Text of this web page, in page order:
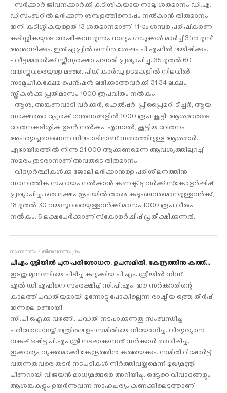
- സര്‍ക്കാര്‍ ജീവനക്കാര്‍ക്ക് കൂടിശികയായ നാലു ശതമാനം ഡി.എ.
ഡിസംബറില്‍ ലഭിക്കുന്ന ശമ്പളത്തിനൊപ്പം നല്‍കാന്‍ തീരുമാനം.
ഇനി കുടിശ്ശികയുള്ളത് 13 ശതമാനമാണ്. 11-ാം ശമ്പള പരിഷ്‌കരണ
കുടിശ്ശികയുടെ ശേഷിക്കുന്ന മുന്നും നാലും ഗഡുക്കള്‍ മാര്‍ച്ച് 31നു മുമ്പ്
അനുവദിക്കും. ഇത് ഏപ്രില്‍ ഒന്നിനു ശേഷം പി.എഫില്‍ ലയിപ്പിക്കും.
- വീട്ടമ്മമാര്‍ക്ക് സ്ത്രീസുരക്ഷാ പദ്ധതി പ്രഖ്യാപിച്ചു. 35 മുതല്‍ 60
വയസ്സുവരെയുള്ള മഞ്ഞ, പിങ്ക് കാര്‍ഡു ഉടമകളില്‍ നിലവില്‍
സാമൂഹികക്ഷേമ പെന്‍ഷന്‍ ലഭിക്കാത്തവര്‍ക്ക് 31.34 ലക്ഷം
സ്ത്രീകള്‍ക്കു പ്രതിമാസം 1000 രൂപവീതം നല്‍കും.
- ആശ, അങ്കണവാടി വര്‍ക്കര്‍, ഹെല്‍പ്പര്‍, പ്രീപ്രൈമറി ടീച്ചര്‍, ആയ,
സാക്ഷരതാ പ്രേരക് വേതനങ്ങളില്‍ 1000 രൂപ കൂട്ടി. ആശമാരുടെ
വേതനകുടിശ്ശിക ഉടന്‍ നല്‍കും. എന്നാല്‍, കൂട്ടിയ വേതനം
അപര്യാപ്തമാണെന്ന നിലപാടിലാണ് സമരത്തിലുള്ള ആശമാര്‍.
ഏഴായിരത്തില്‍ നിന്നു 21,000 ആക്കണമെന്ന ആവശ്യത്തിലുറച്ച്
സമരം തുടരാനാണ് അവരുടെ തീരുമാനം.
- വിദ്യാര്‍ത്ഥികള്‍ക്കു ജോലി ലഭിക്കാനുള്ള പരിശീലനത്തിനു
സാമ്പത്തിക സഹായം നല്‍കാന്‍ കണക്ട് ടു വര്‍ക്ക് സ്‌കോളര്‍ഷിപ്പ്
പ്രഖ്യാപിച്ചു. ഒരു ലക്ഷം രൂപയില്‍ താഴെ കുടുംബവരുമാനമുള്ളവര്‍ക്ക്,
18 മുതല്‍ 30 വയസുവരെയുള്ളവര്‍ക്ക് മാസം 1000 രൂപ വീതം
നല്‍കും. 5 ലക്ഷപേര്‍ക്കാണ് സ്‌കോളര്‍ഷിപ്പ് പ്രതീക്ഷിക്കുന്നത്.
സംസ്ഥാനം / തിരുവനന്തപുരം
പിഎം ശ്രീയില്‍ പുന:പരിശോധന, ഉപസമിതി, കേന്ദ്രത്തിനു കത്ത്...
ഇടതു മുന്നണിയെ പിടിച്ചു കുലുക്കിയ പി.എം. ശ്രീയില്‍ നിന്ന്
എല്‍.ഡി.എഫിനെ സംരക്ഷിച്ച് സി.പി.എം. ഈ സര്‍ക്കാരിന്റെ
കാലത്ത് പദ്ധതിയുമായി മുന്നോട്ടു പോകില്ലെന്ന രാഷ്ട്രീയ ഒത്തു തീര്‍പ്പ്
ഇന്നലെ ഉണ്ടായി.
സി.പി.ഐക്കു വഴങ്ങി, പദ്ധതി നടപ്പാക്കുന്നതു സംബന്ധിച്ച
പരിശോധനയ്ക്ക് മന്ത്രിതല ഉപസമിതിയെ നിയോഗിച്ചു. വിദ്യാഭ്യാസ
വകുപ്പ് ഒപ്പിട്ട പി.എം.ശ്രീ നടപ്പാക്കുന്നത് സര്‍ക്കാര്‍ മരവിപ്പിച്ചു.
ഇക്കാര്യം വ്യക്തമാക്കി കേന്ദ്രത്തിനു കത്തയക്കും. സമിതി റിപ്പോര്‍ട്ട്
വരുന്നതുവരെ തുടര്‍ നടപടികള്‍ നിര്‍ത്തിവയ്ക്കുമെന്ന് മുഖ്യമന്ത്രി
പിണറായി വിജയന്‍ മാധ്യമങ്ങളെ അറിയിച്ചു. ഒട്ടേറെ വിവാദങ്ങളും
ആശങ്കകളും ഉയര്‍ന്നുവന്ന സാഹചര്യം കണക്കിലെടുത്താണ്